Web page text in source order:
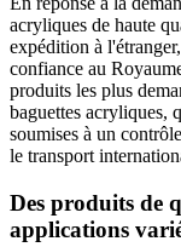
acryliques de haute
expédition à
confiance au
produits les plus
baguettes acryliques,
soumises à un
le transport
Des produits de
applications